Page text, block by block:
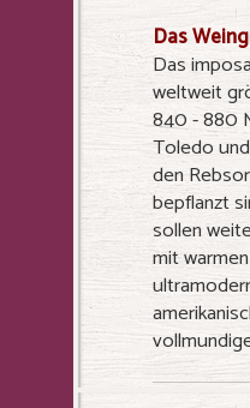
Das
Das
weltweit
840 - 880
Toledo
den
bepflanzt
sollen
mit